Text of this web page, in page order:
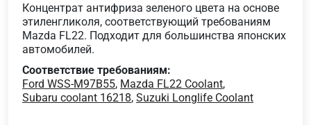
Концентрат антифриза зеленого цвета на основе
этиленгликоля, соответствующий требованиям
Mazda FL22. Подходит для большинства японских
автомобилей.
Соответствие требованиям:
Ford WSS-M97B55, Mazda FL22 Coolant,
Subaru coolant 16218, Suzuki Longlife Coolant